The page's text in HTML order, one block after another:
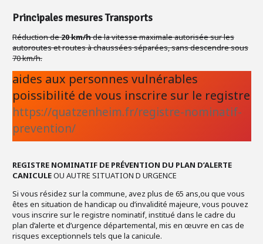
Principales mesures Transports
Réduction de20 km/hde la vitesse maximale autorisée sur les
autoroutes et routes à chaussées séparées, sans descendre sous
70 km/h.
aides aux personnes vulnérables
poissibilité de vous inscrire sur le registre
https://quatzenheim.fr/registre-nominatif-
prevention/
REGISTRE NOMINATIF DE PRÉVENTION DU PLAN D’ALERTE
CANICULEOU AUTRE SITUATION D URGENCE
Si vous résidez sur la commune, avez plus de 65 ans,ou que vous
êtes en situation de handicap ou d’invalidité majeure, vous pouvez
vous inscrire sur le registre nominatif, institué dans le cadre du
plan d’alerte et d’urgence départemental, mis en œuvre en cas de
risques exceptionnels tels que la canicule.